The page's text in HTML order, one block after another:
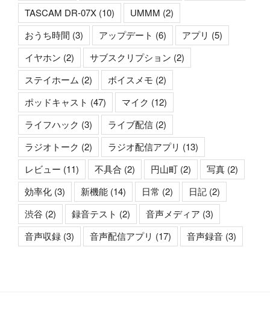
TASCAM DR-07X (10) UMMM (2)
おうち時間 (3) アップデート (6) アプリ (5)
イヤホン (2) サブスクリプション (2)
ステイホーム (2) ボイスメモ (2)
ポッドキャスト (47) マイク (12)
ライフハック (3) ライブ配信 (2)
ラジオトーク (2) ラジオ配信アプリ (13)
レビュー (11) 不具合 (2) 円山町 (2) 写真 (2)
効率化 (3) 新機能 (14) 日常 (2) 日記 (2)
渋谷 (2) 録音テスト (2) 音声メディア (3)
音声収録 (3) 音声配信アプリ (17) 音声録音 (3)